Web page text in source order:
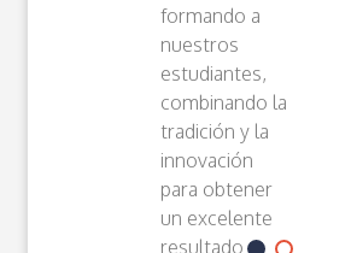
formando a
nuestros
estudiantes,
combinando la
tradición y la
innovación
para obtener
un excelente
resultado